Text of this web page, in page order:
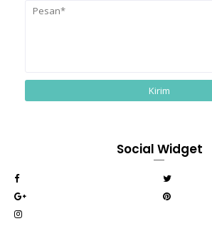
Social Widget